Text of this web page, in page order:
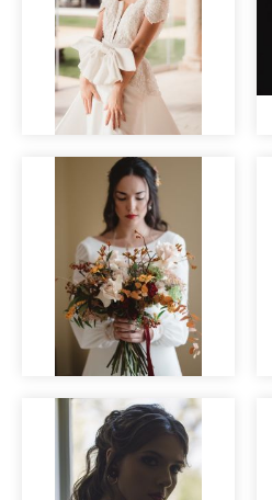
Novias con estilo
novias labios rojos